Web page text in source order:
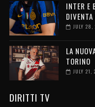
INTER E
JULY
LA
TORINO
JULY 21,
DIRITTI TV